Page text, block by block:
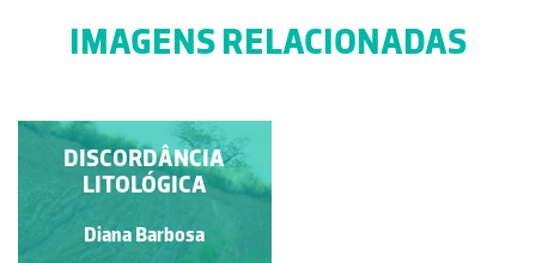
IMAGENS RELACIONADAS
TROMBA DO
ELEFANTE
Francisco António Fidalgo
Félix Dias
DISCORDÂNCIA
LITOLÓGICA
Diana Barbosa